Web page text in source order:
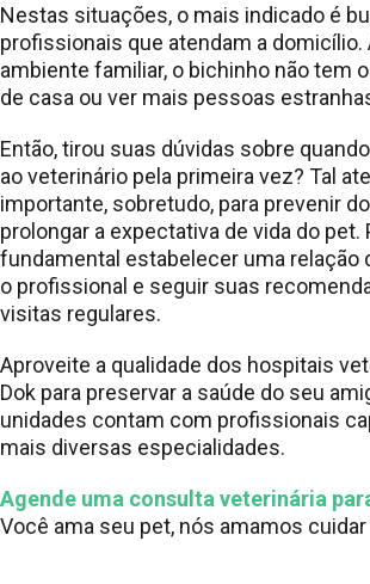
Nestas situações, o mais indicado é
profissionais que atendam a domicílio.
ambiente familiar, o bichinho não tem
de casa ou ver mais pessoas
Então, tirou suas dúvidas sobre
ao veterinário pela primeira vez? Tal
importante, sobretudo, para prevenir
prolongar a expectativa de vida do pet.
fundamental estabelecer uma relação
o profissional e seguir suas
visitas regulares.
Aproveite a qualidade dos hospitais
Dok para preservar a saúde do seu
unidades contam com profissionais
mais diversas especialidades.
Agende uma consulta veterinária
Você ama seu pet, nós amamos